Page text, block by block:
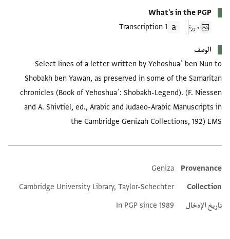
What's in the PGP
صورة
1 Transcription
الوصف
Select lines of a letter written by Yehoshuaʿ ben Nun to
Shobakh ben Yawan, as preserved in some of the Samaritan
chronicles (Book of Yehoshuaʿ: Shobakh-Legend). (F. Niessen
and A. Shivtiel, ed., Arabic and Judaeo-Arabic Manuscripts in
the Cambridge Genizah Collections, 192) EMS
Additional metadata
Provenance
Geniza
Collection
Cambridge University Library, Taylor-Schechter
تاريخ الإدخال
In PGP since 1989